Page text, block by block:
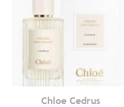
Chloe Cedrus